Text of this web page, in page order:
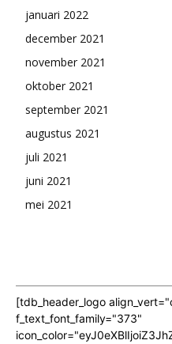
januari 2022
december 2021
november 2021
oktober 2021
september 2021
augustus 2021
juli 2021
juni 2021
mei 2021
[tdb_header_logo
f_text_font_family="373"